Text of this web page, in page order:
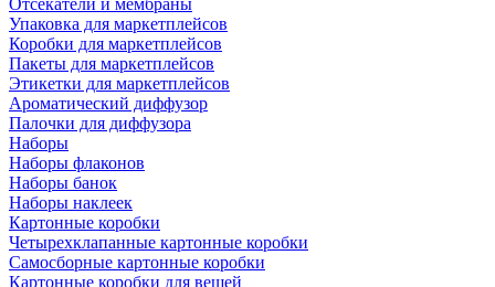
Отсекатели и мембраны
Упаковка для маркетплейсов
Коробки для маркетплейсов
Пакеты для маркетплейсов
Этикетки для маркетплейсов
Ароматический диффузор
Палочки для диффузора
Наборы
Наборы флаконов
Наборы банок
Наборы наклеек
Картонные коробки
Четырехклапанные картонные коробки
Самосборные картонные коробки
Картонные коробки для вещей